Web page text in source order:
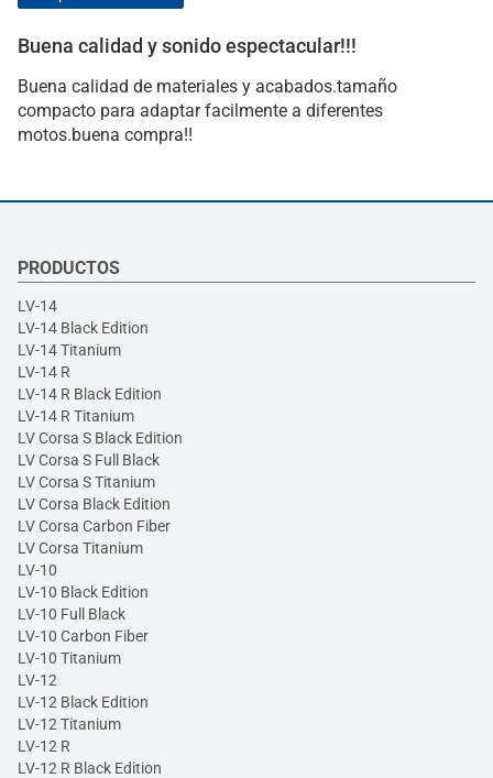
Buena calidad y sonido espectacular!!!
Buena calidad de materiales y acabados.tamaño
compacto para adaptar facilmente a diferentes
motos.buena compra!!
PRODUCTOS
LV-14
LV-14 Black Edition
LV-14 Titanium
LV-14 R
LV-14 R Black Edition
LV-14 R Titanium
LV Corsa S Black Edition
LV Corsa S Full Black
LV Corsa S Titanium
LV Corsa Black Edition
LV Corsa Carbon Fiber
LV Corsa Titanium
LV-10
LV-10 Black Edition
LV-10 Full Black
LV-10 Carbon Fiber
LV-10 Titanium
LV-12
LV-12 Black Edition
LV-12 Titanium
LV-12 R
LV-12 R Black Edition